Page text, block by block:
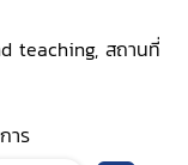
teaching, สถานที่
าร